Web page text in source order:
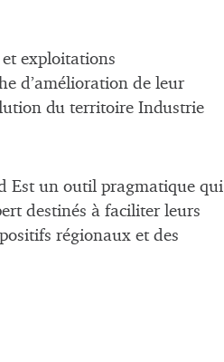
et exploitations
d’amélioration de leur
du territoire Industrie
Est un outil pragmatique qui
destinés à faciliter leurs
régionaux et des